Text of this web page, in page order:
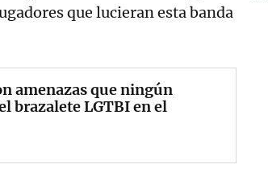
que lucieran esta banda
amenazas que ningún
brazalete LGTBI en el